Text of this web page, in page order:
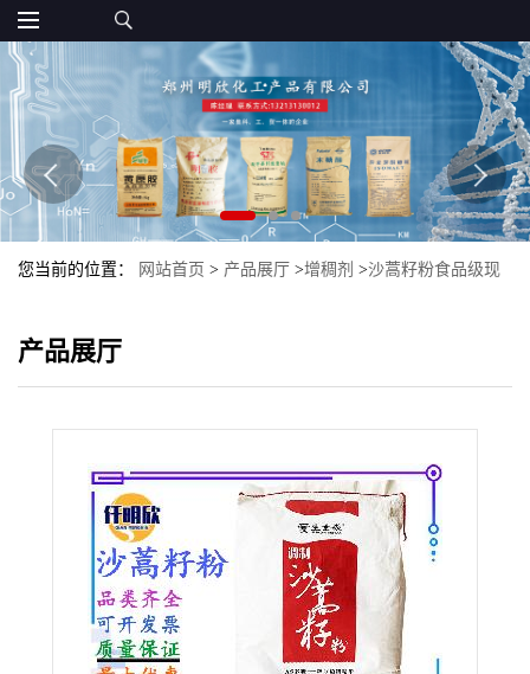
您当前的位置： 网站首页 > 产品展厅 >增稠剂 >沙蒿籽粉食品级现
产品展厅